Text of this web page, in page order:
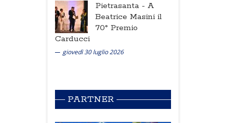
Pietrasanta - A
Beatrice Masini il
70° Premio
Carducci
giovedì 30 luglio 2026
PARTNER